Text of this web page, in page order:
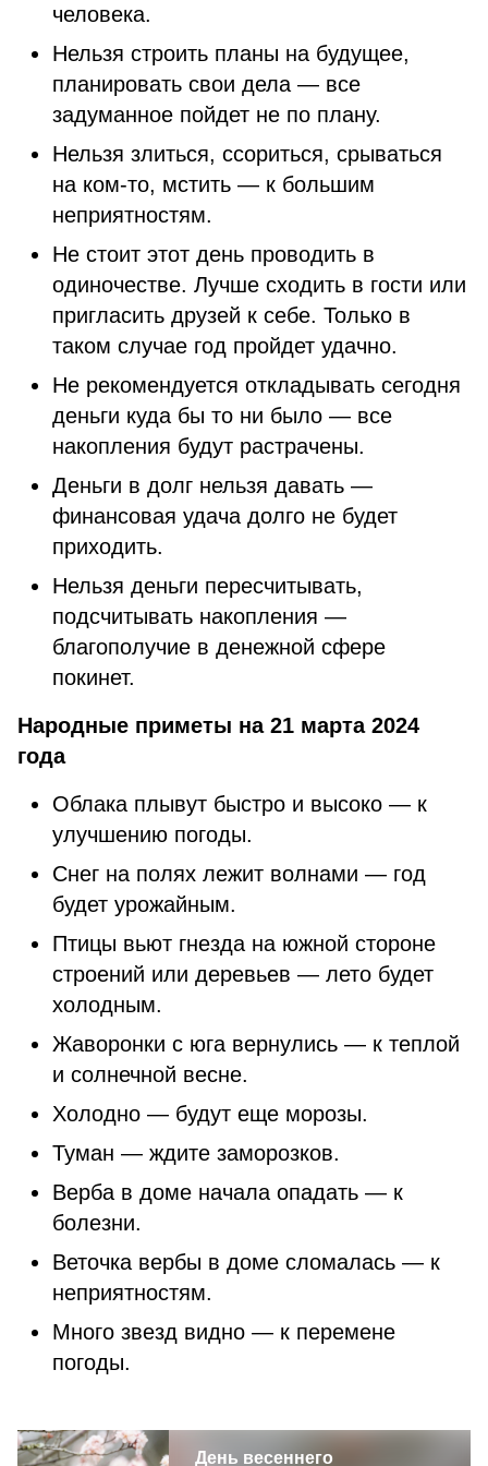
человека.
Нельзя строить планы на будущее,
планировать свои дела — все
задуманное пойдет не по плану.
Нельзя злиться, ссориться, срываться
на ком-то, мстить — к большим
неприятностям.
Не стоит этот день проводить в
одиночестве. Лучше сходить в гости или
пригласить друзей к себе. Только в
таком случае год пройдет удачно.
Не рекомендуется откладывать сегодня
деньги куда бы то ни было — все
накопления будут растрачены.
Деньги в долг нельзя давать —
финансовая удача долго не будет
приходить.
Нельзя деньги пересчитывать,
подсчитывать накопления —
благополучие в денежной сфере
покинет.
Народные приметы на 21 марта 2024
года
Облака плывут быстро и высоко — к
улучшению погоды.
Снег на полях лежит волнами — год
будет урожайным.
Птицы вьют гнезда на южной стороне
строений или деревьев — лето будет
холодным.
Жаворонки с юга вернулись — к теплой
и солнечной весне.
Холодно — будут еще морозы.
Туман — ждите заморозков.
Верба в доме начала опадать — к
болезни.
Веточка вербы в доме сломалась — к
неприятностям.
Много звезд видно — к перемене
погоды.
День весеннего